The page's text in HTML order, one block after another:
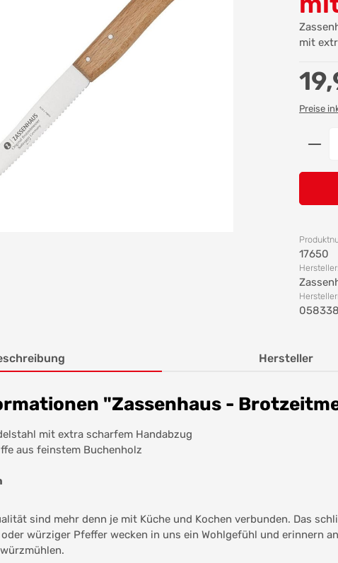
mit
Preise
17650
Hersteller:
058338
Hersteller
"Zassenhaus -
mit extra scharfem Handabzug
aus feinstem Buchenholz
sind mehr denn je mit Küche und Kochen verbunden. Das
würziger Pfeffer wecken in uns ein Wohlgefühl und erinnern